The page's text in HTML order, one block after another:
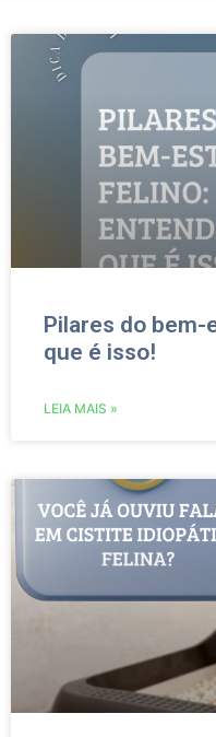
Pilares do bem-
que é isso!
LEIA MAIS »